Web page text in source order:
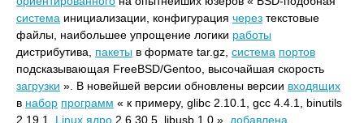
система инициализации, конфигурация через текстовые
файлы, наибольшее упрощение логики работы
дистрибутива, пакеты в формате tar.gz, система портов
подсказывающая FreeBSD/Gentoo, высочайшая скорость
загрузки ». В новейшей версии обновлены версии входящих
в набор программ « к примеру, glibc 2.10.1, gcc 4.4.1, binutils
2.19.1, Linux ядро 2.6.30.5, libusb 1.0 », добавлена